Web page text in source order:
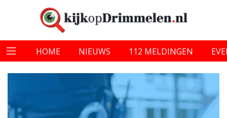
HOME NIEUWS 112 MELDINGEN